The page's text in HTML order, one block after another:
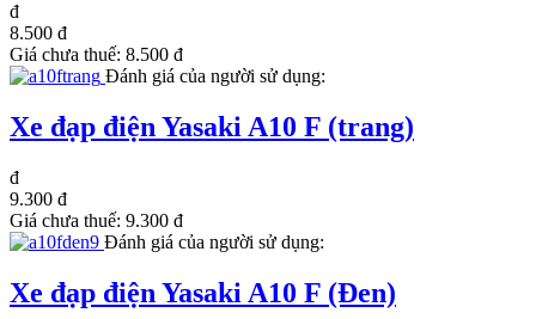
đ
8.500 đ
Giá chưa thuế: 8.500 đ
Đánh giá của người sử dụng:
Xe đạp điện Yasaki A10 F (trang)
đ
9.300 đ
Giá chưa thuế: 9.300 đ
Đánh giá của người sử dụng:
Xe đạp điện Yasaki A10 F (Đen)